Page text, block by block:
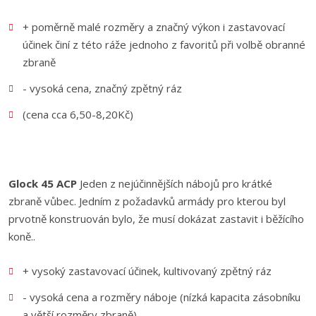
+ poměrně malé rozměry a značný výkon i zastavovací
účinek činí z této ráže jednoho z favoritů při volbě obranné
zbraně
- vysoká cena, značný zpětný ráz
(cena cca 6,50-8,20Kč)
Glock 45 ACP Jeden z nejúčinnějších nábojů pro krátké
zbraně vůbec. Jedním z požadavků armády pro kterou byl
prvotně konstruován bylo, že musí dokázat zastavit i běžícího
koně..
+ vysoký zastavovací účinek, kultivovaný zpětný ráz
- vysoká cena a rozměry náboje (nízká kapacita zásobníku